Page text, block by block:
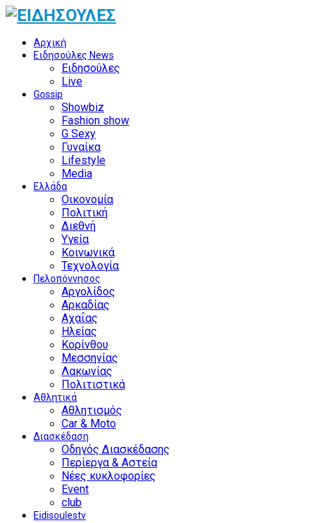
Αρχική
Ειδησούλες News
Ειδησούλες
Live
Gossip
Showbiz
Fashion show
G Sexy
Γυναίκα
Lifestyle
Media
Ελλάδα
Οικονομία
Πολιτική
Διεθνή
Υγεία
Κοινωνικά
Τεχνολογία
Πελοπόννησος
Αργολίδος
Αρκαδίας
Αχαΐας
Ηλείας
Κορίνθου
Μεσσηνίας
Λακωνίας
Πολιτιστικά
Αθλητικά
Αθλητισμός
Car & Moto
Διασκέδαση
Οδηγός Διασκέδασης
Περίεργα & Αστεία
Νέες κυκλοφορίες
Event
club
Eidisoulestv